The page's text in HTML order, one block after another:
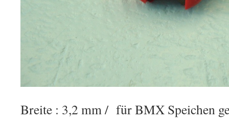
Breite : 3,2 mm / für BMX Speichen